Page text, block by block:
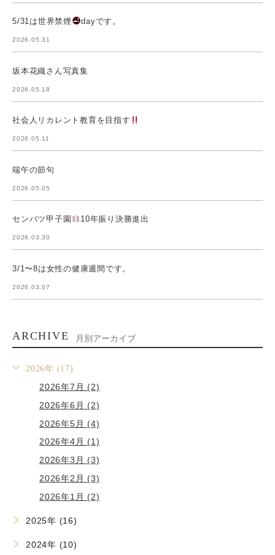
5/31は世界禁煙 dayです。
2026.05.31
坂本花織さん写真集
2026.05.18
社会人リカレント教育を目指す
2026.05.11
端午の節句
2026.05.05
センバツ甲子園 10年振り決勝進出
2026.03.30
3/1〜8は女性の健康週間です。
2026.03.07
ARCHIVE 月別アーカイブ
2026年 (17)
2026年7月 (2)
2026年6月 (2)
2026年5月 (4)
2026年4月 (1)
2026年3月 (3)
2026年2月 (3)
2026年1月 (2)
2025年 (16)
2024年 (10)